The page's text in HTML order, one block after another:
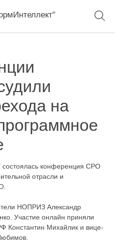
на
состоялась конференция СРО
отрасли и
НОПРИЗ Александр
Участие онлайн приняли
Константин Михайлик и вице-